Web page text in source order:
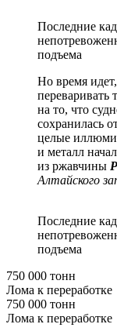
Последние
подъема
Но время
переваривать
на то, что
сохранилась
целые
и металл
из ржавчины
Алтайского
Последние
подъема
750 000 тонн
Лома к переработке
750 000 тонн
Лома к переработке